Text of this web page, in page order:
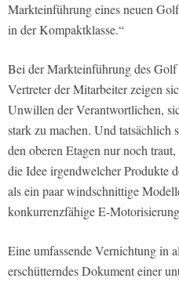
Markteinführung eines neuen
in der Kompaktklasse.“
Bei der Markteinführung des
Vertreter der Mitarbeiter zeigen
Unwillen der Verantwortlichen,
stark zu machen. Und tatsächlich
den oberen Etagen nur noch
die Idee irgendwelcher Produkte
als ein paar windschnittige
konkurrenzfähige E-
Eine umfassende Vernichtung in
erschütterndes Dokument einer